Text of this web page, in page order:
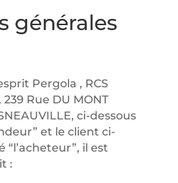
générales
Pergola , RCS
Rue DU MONT
ci-dessous
et le client ci-
il est
: